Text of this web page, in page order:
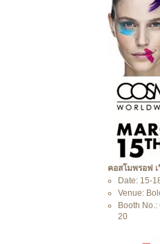
คอสโมพรอฟ
Date: 15-
Venue:
Booth No.:
20